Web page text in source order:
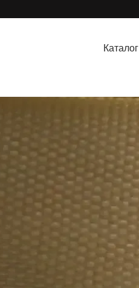
Каталог